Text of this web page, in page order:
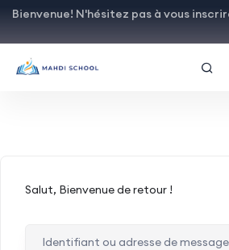
Bienvenue! N'hésitez pas à vous
Salut, Bienvenue de retour !